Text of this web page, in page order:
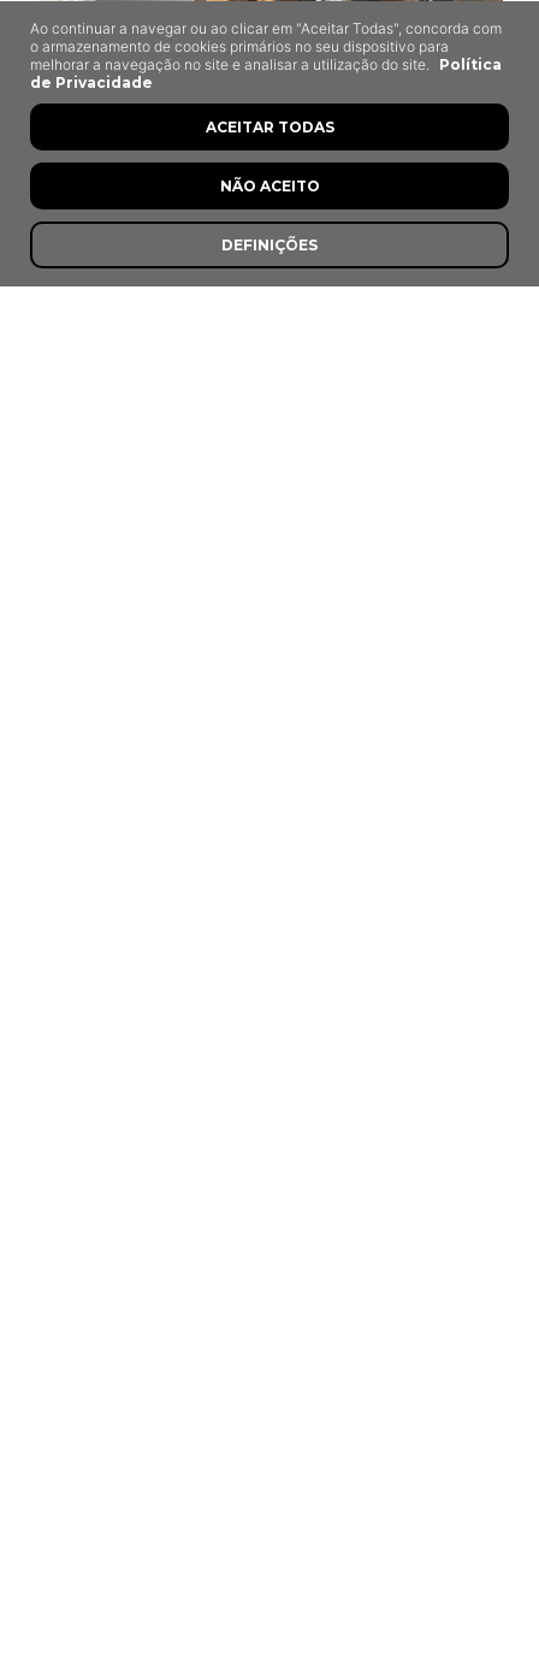
Ao continuar a navegar ou ao clicar em "Aceitar Todas", concorda com
o armazenamento de cookies primários no seu dispositivo para
melhorar a navegação no site e analisar a utilização do site.
Política
de Privacidade
DEFINIÇÕES
NÃO ACEITO
ACEITAR TODAS